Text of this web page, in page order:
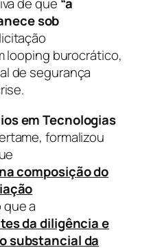
de que “a
sob
looping burocrático,
de segurança
em Tecnologias
formalizou
composição do
a
da diligência e
substancial da